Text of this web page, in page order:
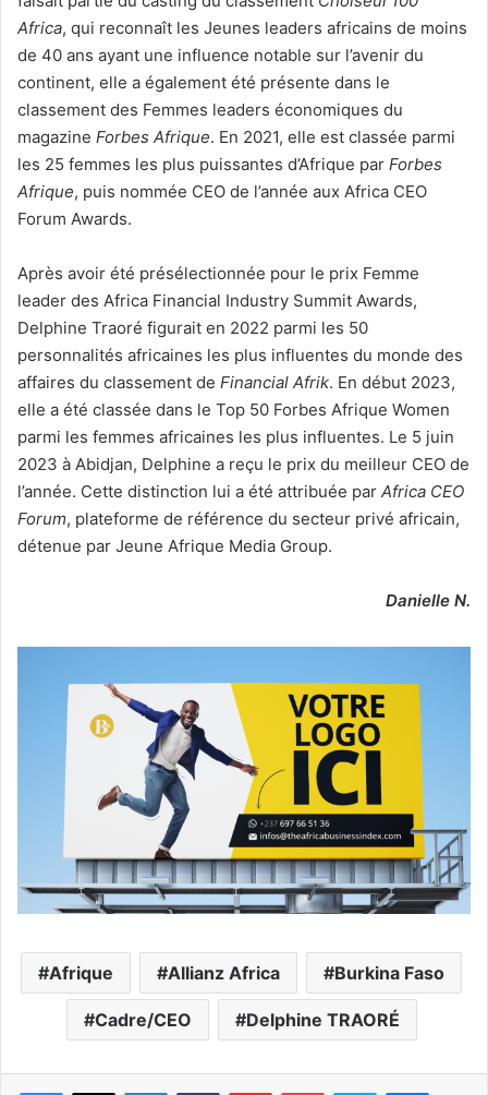
Africa, qui reconnaît les Jeunes leaders africains de moins
de 40 ans ayant une influence notable sur l’avenir du
continent, elle a également été présente dans le
classement des Femmes leaders économiques du
magazine Forbes Afrique. En 2021, elle est classée parmi
les 25 femmes les plus puissantes d’Afrique par Forbes
Afrique, puis nommée CEO de l’année aux Africa CEO
Forum Awards.
Après avoir été présélectionnée pour le prix Femme
leader des Africa Financial Industry Summit Awards,
Delphine Traoré figurait en 2022 parmi les 50
personnalités africaines les plus influentes du monde des
affaires du classement de Financial Afrik. En début 2023,
elle a été classée dans le Top 50 Forbes Afrique Women
parmi les femmes africaines les plus influentes. Le 5 juin
2023 à Abidjan, Delphine a reçu le prix du meilleur CEO de
l’année. Cette distinction lui a été attribuée par Africa CEO
Forum, plateforme de référence du secteur privé africain,
détenue par Jeune Afrique Media Group.
Danielle N.
Afrique Allianz Africa Burkina Faso
Cadre/CEO Delphine TRAORÉ